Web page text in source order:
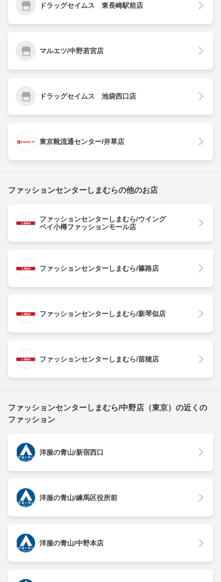
ドラッグセイムス 東長崎駅前店
マルエツ/中野若宮店
ドラッグセイムス 池袋西口店
東京靴流通センター/井草店
ファッションセンターしまむらの他のお店
ファッションセンターしまむら/ウイング
ベイ小樽ファッションモール店
ファッションセンターしまむら/篠路店
ファッションセンターしまむら/新琴似店
ファッションセンターしまむら/苗穂店
ファッションセンターしまむら/中野店（東京）の近くの
ファッション
洋服の青山/新宿西口
洋服の青山/練馬区役所前
洋服の青山/中野本店